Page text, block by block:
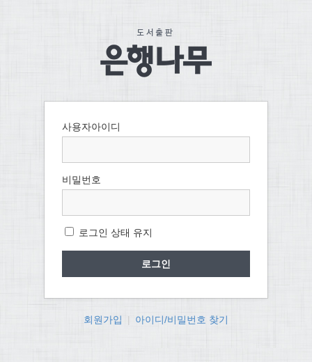
사용자아이디
비밀번호
로그인 상태 유지
회원가입 아이디/비밀번호 찾기